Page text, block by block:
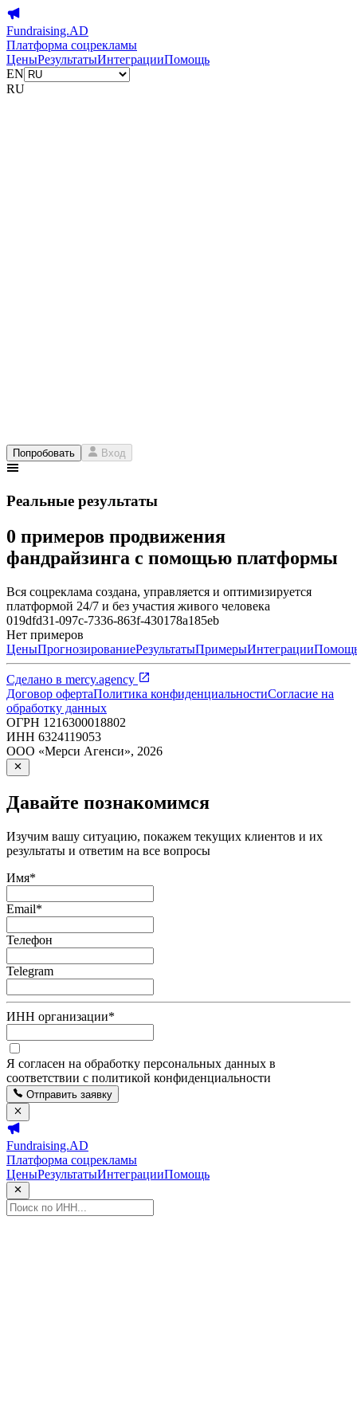
Fundraising.AD
Платформа соцрекламы
ЦеныРезультатыИнтеграцииПомощь
EN
RU
Попробовать Вход
Реальные результаты
0 примеров продвижения
фандрайзинга с помощью платформы
Вся соцреклама создана, управляется и оптимизируется
платформой 24/7 и без участия живого человека
019dfd31-097c-7336-863f-430178a185eb
Нет примеров
ЦеныПрогнозированиеРезультатыПримерыИнтеграции
Сделано в mercy.agency
Договор офертаПолитика конфиденциальностиСогласие на
обработку данных
ОГРН 1216300018802
ИНН 6324119053
ООО «Мерси Агенси», 2026
Давайте познакомимся
Изучим вашу ситуацию, покажем текущих клиентов и их
результаты и ответим на все вопросы
Имя*
Email*
Телефон
Telegram
ИНН организации*
Я согласен на обработку персональных данных в
соответствии с политикой конфиденциальности
Отправить заявку
Fundraising.AD
Платформа соцрекламы
ЦеныРезультатыИнтеграцииПомощь